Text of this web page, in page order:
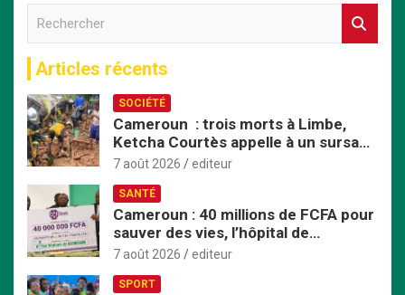
r
c
h
e
r
Articles récents
SOCIÉTÉ
Cameroun : trois morts à Limbe,
Ketcha Courtès appelle à un sursaut
face aux inondations
7 août 2026 editeur
SANTÉ
Cameroun : 40 millions de FCFA pour
sauver des vies, l’hôpital de
Bafoussam renforce son centre
7 août 2026 editeur
SPORT